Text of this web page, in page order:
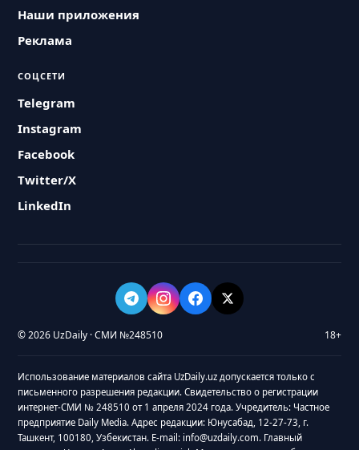
Наши приложения
Реклама
СОЦСЕТИ
Telegram
Instagram
Facebook
Twitter/X
LinkedIn
© 2026 UzDaily · СМИ №248510 18+
Использование материалов сайта UzDaily.uz допускается только с
письменного разрешения редакции. Свидетельство о регистрации
интернет-СМИ № 248510 от 1 апреля 2024 года. Учредитель: Частное
предприятие Daily Media. Адрес редакции: Юнусабад, 12-27-73, г.
Ташкент, 100180, Узбекистан. E-mail: info@uzdaily.com. Главный